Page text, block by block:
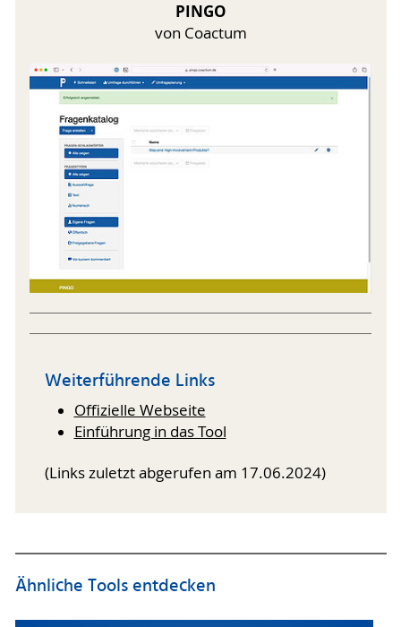
PINGO
von Coactum
Weiterführende Links
Offizielle Webseite
Einführung in das Tool
(Links zuletzt abgerufen am 17.06.2024)
Ähnliche Tools entdecken